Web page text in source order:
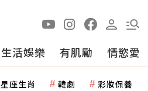
生活娛樂 有肌勵 情慾愛
星座生肖 韓劇 彩妝保養